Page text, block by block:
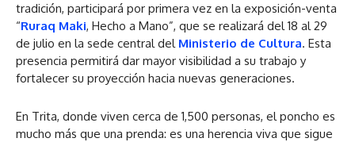
tradición, participará por primera vez en la exposición-venta
“Ruraq Maki, Hecho a Mano”, que se realizará del 18 al 29
de julio en la sede central del Ministerio de Cultura. Esta
presencia permitirá dar mayor visibilidad a su trabajo y
fortalecer su proyección hacia nuevas generaciones.
En Trita, donde viven cerca de 1,500 personas, el poncho es
mucho más que una prenda: es una herencia viva que sigue